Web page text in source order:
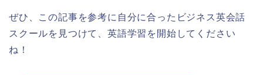
ぜひ、この記事を参考に自分に合ったビジネス英会話
スクールを見つけて、英語学習を開始してください
ね！